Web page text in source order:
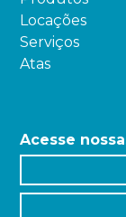
Locações
Serviços
Atas
Acesse